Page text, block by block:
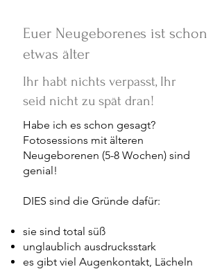
Euer Neugeborenes ist schon
etwas älter
Ihr habt nichts verpasst, Ihr
seid nicht zu spät dran!
Habe ich es schon gesagt?
Fotosessions mit älteren
Neugeborenen (5-8 Wochen) sind
genial!
DIES sind die Gründe dafür:
sie sind total süß
unglaublich ausdrucksstark
es gibt viel Augenkontakt, Lächeln